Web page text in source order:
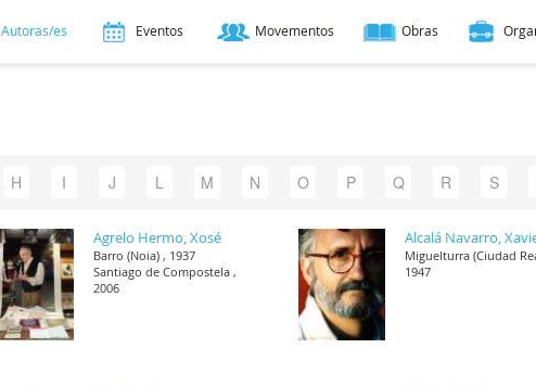
Autoras/es Eventos Movementos Obras
H I J L M N O P Q R S
Agrelo Hermo, Xosé
Barro (Noia) , 1937
Santiago de Compostela ,
2006
Alcalá Navarro,
Miguelturra (Ciudad
1947